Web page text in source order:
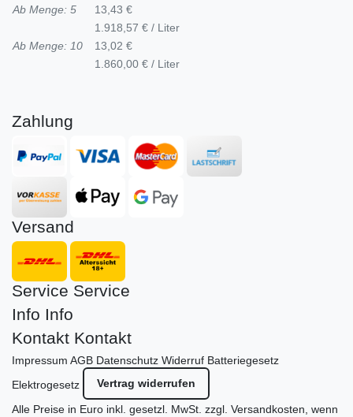
Ab Menge: 5
13,43 €
1.918,57 € / Liter
Ab Menge: 10
13,02 €
1.860,00 € / Liter
Zahlung
Versand
Service Service
Info Info
Kontakt Kontakt
Impressum AGB Datenschutz Widerruf Batteriegesetz
Elektrogesetz
Vertrag widerrufen
Alle Preise in Euro inkl. gesetzl. MwSt. zzgl. Versandkosten, wenn